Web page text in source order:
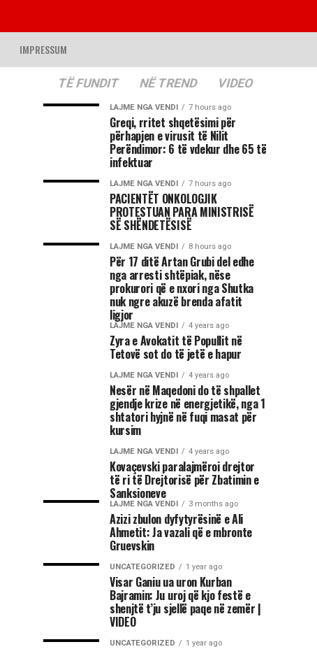
IMPRESSUM
TË FUNDIT NË TREND VIDEO
LAJME NGA VENDI 7 hours ago
Greqi, rritet shqetësimi për
përhapjen e virusit të Nilit
Perëndimor: 6 të vdekur dhe 65 të
infektuar
LAJME NGA VENDI 7 hours ago
PACIENTËT ONKOLOGJIK
PROTESTUAN PARA MINISTRISË
SË SHËNDETËSISË
LAJME NGA VENDI 8 hours ago
Për 17 ditë Artan Grubi del edhe
nga arresti shtëpiak, nëse
prokurori që e nxori nga Shutka
nuk ngre akuzë brenda afatit
ligjor
LAJME NGA VENDI 4 years ago
Zyra e Avokatit të Popullit në
Tetovë sot do të jetë e hapur
LAJME NGA VENDI 4 years ago
Nesër në Maqedoni do të shpallet
gjendje krize në energjetikë, nga 1
shtatori hyjnë në fuqi masat për
kursim
LAJME NGA VENDI 4 years ago
Kovaçevski paralajmëroi drejtor
të ri të Drejtorisë për Zbatimin e
Sanksioneve
LAJME NGA VENDI 3 months ago
Azizi zbulon dyfytyrësinë e Ali
Ahmetit: Ja vazali që e mbronte
Gruevskin
UNCATEGORIZED 1 year ago
Visar Ganiu ua uron Kurban
Bajramin: Ju uroj që kjo festë e
shenjtë t’ju sjellë paqe në zemër |
VIDEO
UNCATEGORIZED 1 year ago